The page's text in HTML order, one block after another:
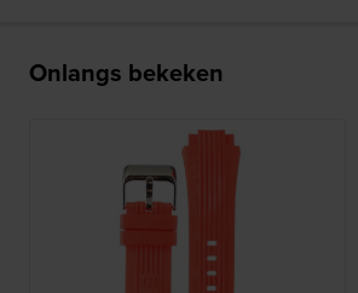
Onlangs bekeken